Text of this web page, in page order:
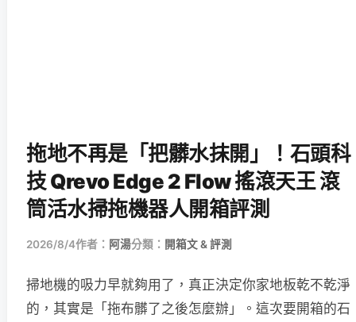
拖地不再是「把髒水抹開」！石頭科
技 Qrevo Edge 2 Flow 搖滾天王 滾
筒活水掃拖機器人開箱評測
2026/8/4作者： 阿湯分類： 開箱文 & 評測
掃地機的吸力早就夠用了，真正決定你家地板乾不乾淨
的，其實是「拖布髒了之後怎麼辦」。這次要開箱的石